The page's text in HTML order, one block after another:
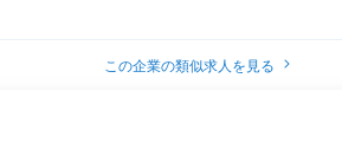
この企業の類似求人を見る